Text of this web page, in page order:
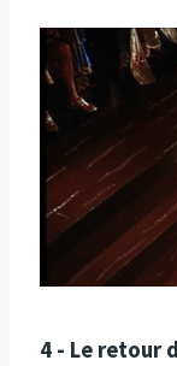
4 - Le retour